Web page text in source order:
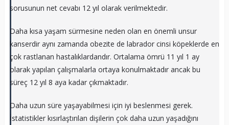
sorusunun net cevabı 12 yıl olarak verilmektedir.
Daha kısa yaşam sürmesine neden olan en önemli unsur
kanserdir aynı zamanda obezite de labrador cinsi köpeklerde en
çok rastlanan hastalıklardandır. Ortalama ömrü 11 yıl 1 ay
olarak yapılan çalışmalarla ortaya konulmaktadır ancak bu
süreç 12 yıl 8 aya kadar çıkmaktadır.
Daha uzun süre yaşayabilmesi için iyi beslenmesi gerek.
İstatistikler kısırlaştırılan dişilerin çok daha uzun yaşadığını